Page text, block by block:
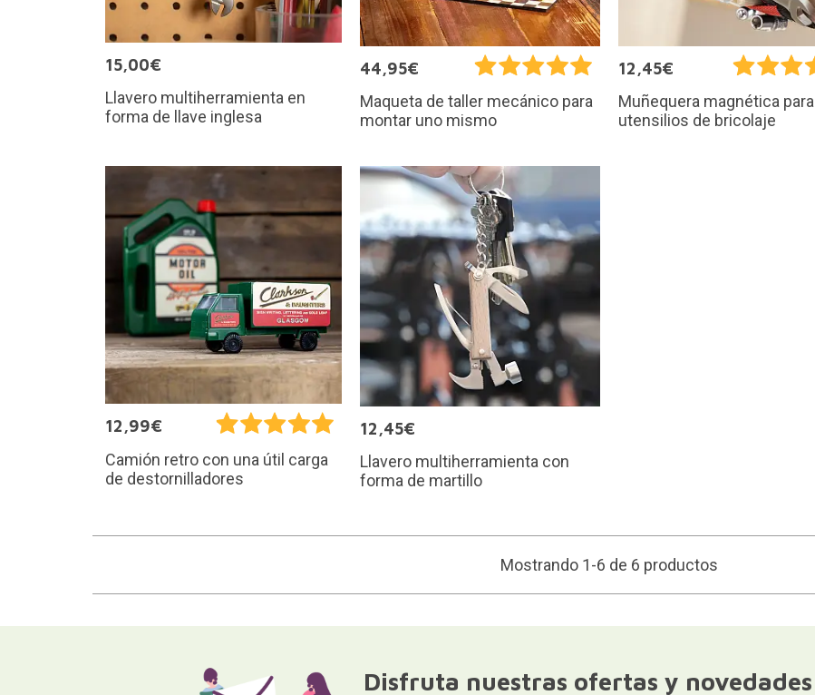
15,00€
Llavero multiherramienta en
forma de llave inglesa
44,95€
Maqueta de taller mecánico para
montar uno mismo
12,45€
Muñequera magnética para
utensilios de bricolaje
12,99€
Camión retro con una útil carga
de destornilladores
12,45€
Llavero multiherramienta con
forma de martillo
Mostrando 1-6 de 6 productos
Disfruta nuestras ofertas y novedades